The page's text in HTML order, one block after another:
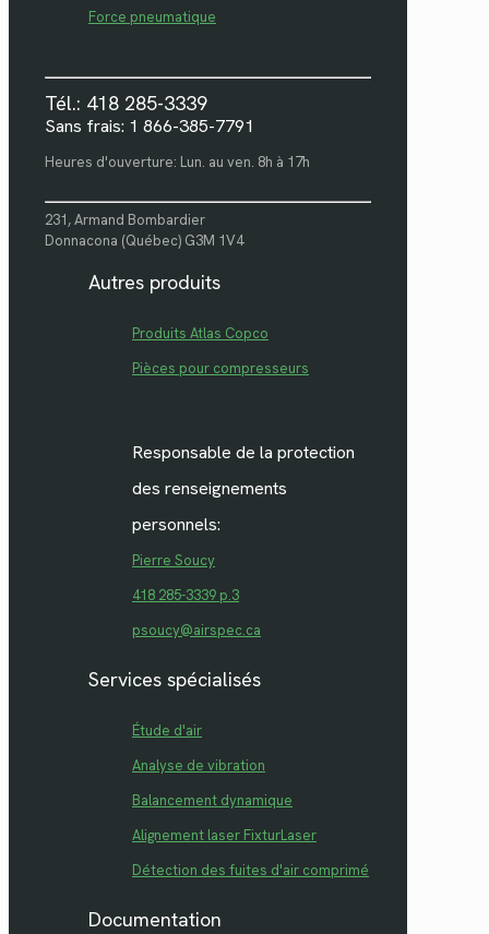
Force pneumatique
Tél.: 418 285-3339
Sans frais: 1 866-385-7791
Heures d'ouverture: Lun. au ven. 8h à 17h
231, Armand Bombardier
Donnacona (Québec) G3M 1V4
Autres produits
Produits Atlas Copco
Pièces pour compresseurs
Responsable de la protection
des renseignements
personnels:
Pierre Soucy
418 285-3339 p.3
psoucy@airspec.ca
Services spécialisés
Étude d'air
Analyse de vibration
Balancement dynamique
Alignement laser FixturLaser
Détection des fuites d'air comprimé
Documentation